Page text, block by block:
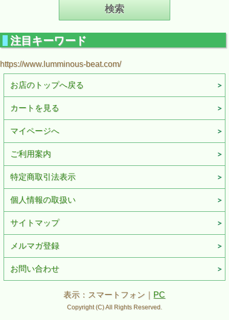
注目キーワード
https://www.lumminous-beat.com/
お店のトップへ戻る
カートを見る
マイページへ
ご利用案内
特定商取引法表示
個人情報の取扱い
サイトマップ
メルマガ登録
お問い合わせ
表示：スマートフォン｜ PC
Copyright (C) All Rights Reserved.